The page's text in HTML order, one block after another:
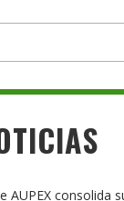
AUPEX consolida